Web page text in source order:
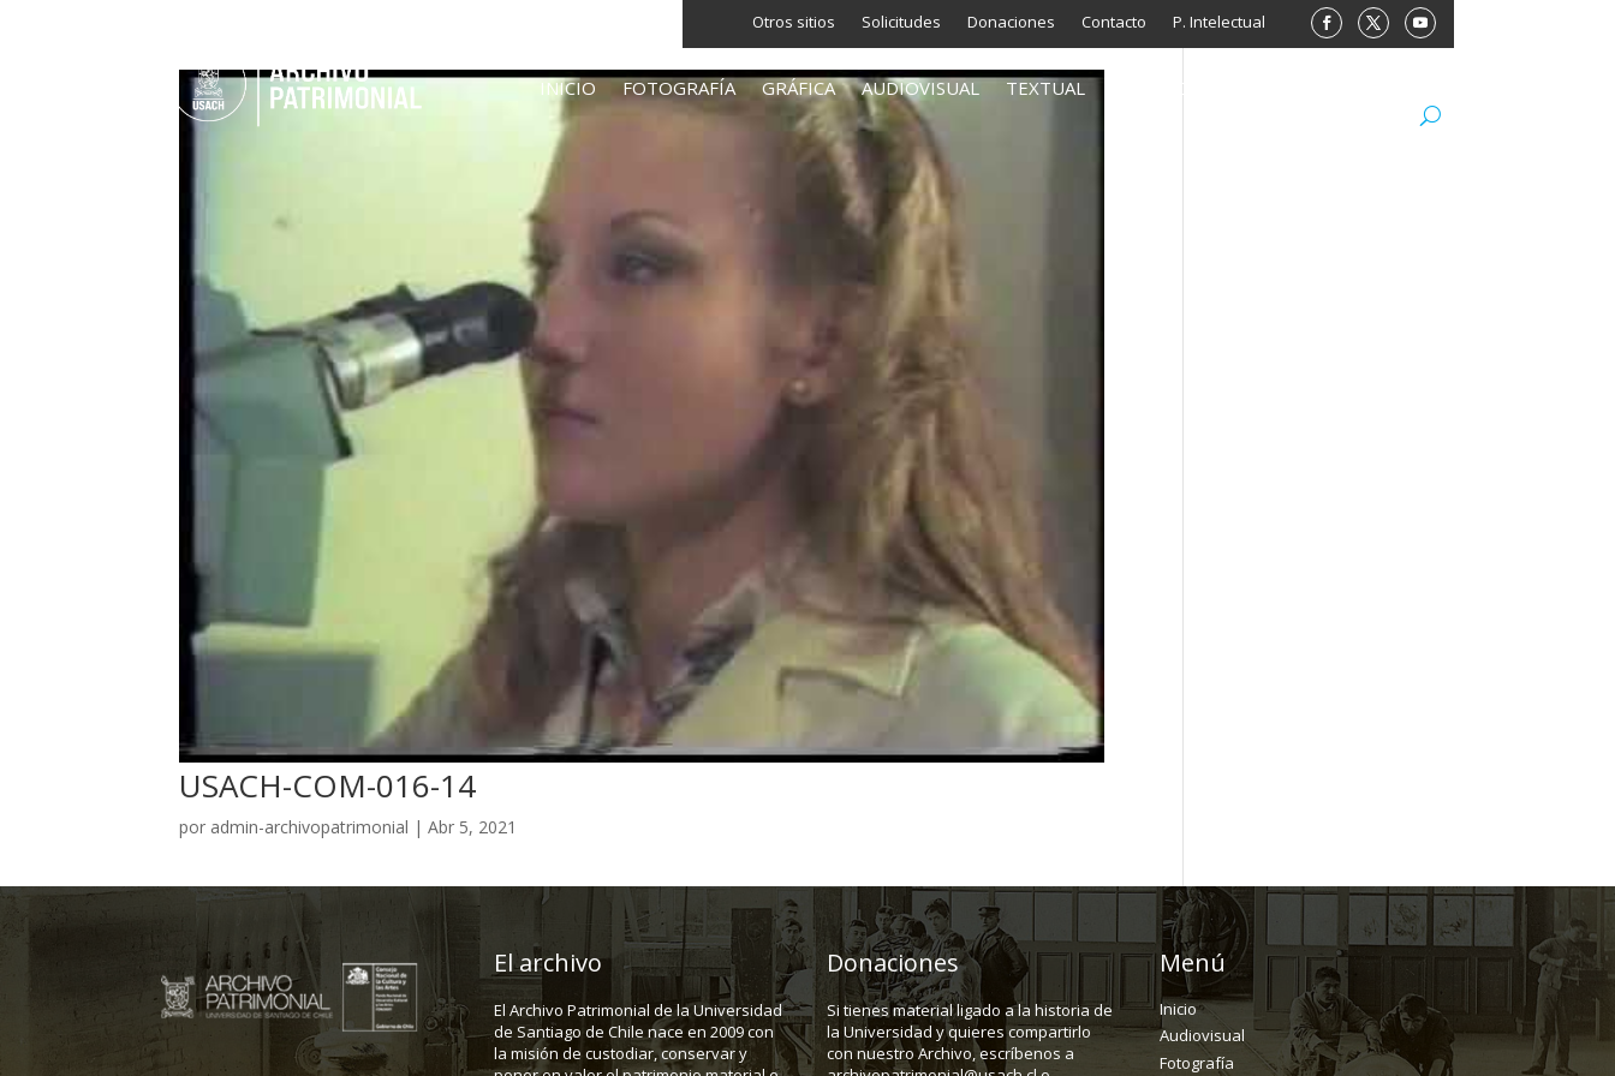
Otros sitios Solicitudes Donaciones Contacto P. Intelectual
INICIO FOTOGRAFÍA GRÁFICA AUDIOVISUAL TEXTUAL ARCHIVO
USACH-COM-016-14
por admin-archivopatrimonial |Abr 5, 2021
El archivo
El Archivo Patrimonial de la Universidad
de Santiago de Chile nace en 2009 con
la misión de custodiar, conservar y
Donaciones
Si tienes material ligado a la historia de
la Universidad y quieres compartirlo
con nuestro Archivo, escríbenos a
Menú
Inicio
Audiovisual
Fotografía